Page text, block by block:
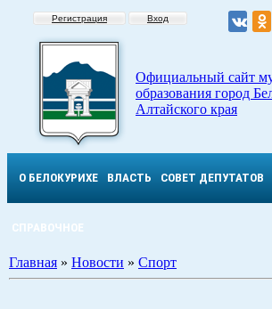
Регистрация Вход
Официальный сайт
образования город
Алтайского края
О БЕЛОКУРИХЕ ВЛАСТЬ СОВЕТ ДЕПУТАТОВ
СПРАВОЧНОЕ
Главная » Новости » Спорт